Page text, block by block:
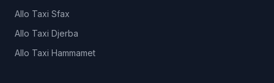
Allo Taxi Sfax
Allo Taxi Djerba
Allo Taxi Hammamet